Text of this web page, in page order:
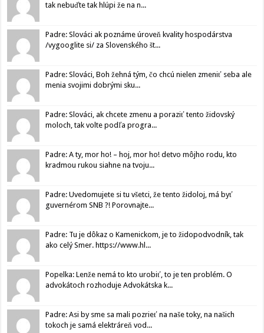
tak nebuďte tak hlúpi že na n...
Padre: Slováci ak poznáme úroveň kvality hospodárstva
/vygooglite si/ za Slovenského št...
Padre: Slováci, Boh žehná tým, čo chcú nielen zmeniť seba ale
menia svojimi dobrými sku...
Padre: Slováci, ak chcete zmenu a poraziť tento židovský
moloch, tak volte podľa progra...
Padre: A ty, mor ho! – hoj, mor ho! detvo môjho rodu, kto
kradmou rukou siahne na tvoju...
Padre: Uvedomujete si tu všetci, že tento židoloj, má byť
guvernérom SNB ?! Porovnajte...
Padre: Tu je dôkaz o Kamenickom, je to židopodvodník, tak
ako celý Smer. https://www.hl...
Popelka: Lenže nemá to kto urobiť, to je ten problém. O
advokátoch rozhoduje Advokátska k...
Padre: Asi by sme sa mali pozrieť na naše toky, na našich
tokoch je samá elektráreň vod...